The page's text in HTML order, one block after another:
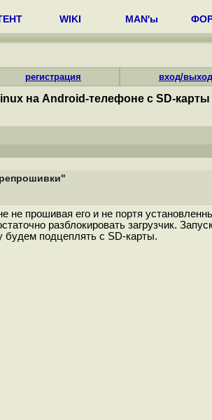
WIKI MAN'ы
регистрация вход/выход
на Android-телефоне с SD-
не прошивая его и не портя
разблокировать загрузчик.
будем подцеплять с SD-карты.